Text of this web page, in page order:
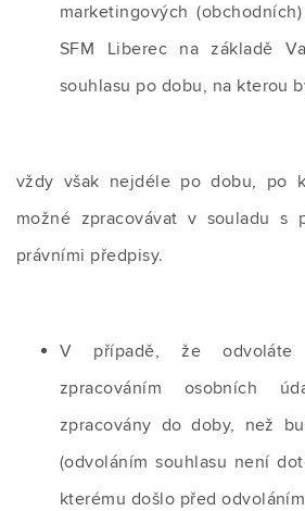
marketingových
SFM Liberec na základě
souhlasu po dobu, na kterou
vždy však nejdéle po dobu, po
možné zpracovávat v souladu s
právními předpisy.
V případě, že
zpracováním osobních
zpracovány do doby, než
(odvoláním souhlasu není
kterému došlo před